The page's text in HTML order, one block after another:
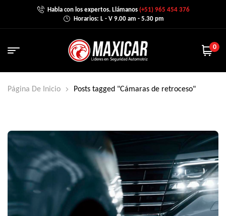
Habla con los expertos. Llámanos(+51) 965 454 376
Horarios: L - V 9.00 am - 5.30 pm
0
Página De Inicio Posts tagged "Cámaras de retroceso"